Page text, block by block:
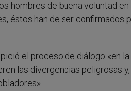
hombres de buena voluntad
éstos han de ser confirmados
el proceso de diálogo «en
las divergencias peligrosas